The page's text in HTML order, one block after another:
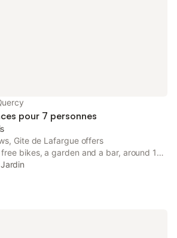
pour 7 personnes
Gite de Lafargue offers
bikes, a garden and a bar, around 16
Course. This property offers access to a
parking. The pool features a fence and
Jardin